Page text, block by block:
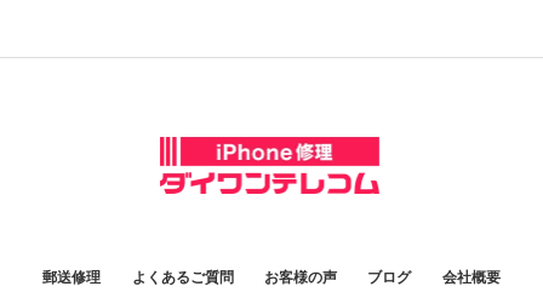
郵送修理 よくあるご質問 お客様の声 ブログ 会社概要